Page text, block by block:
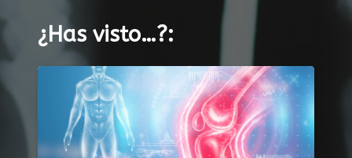
¿Has visto…?: